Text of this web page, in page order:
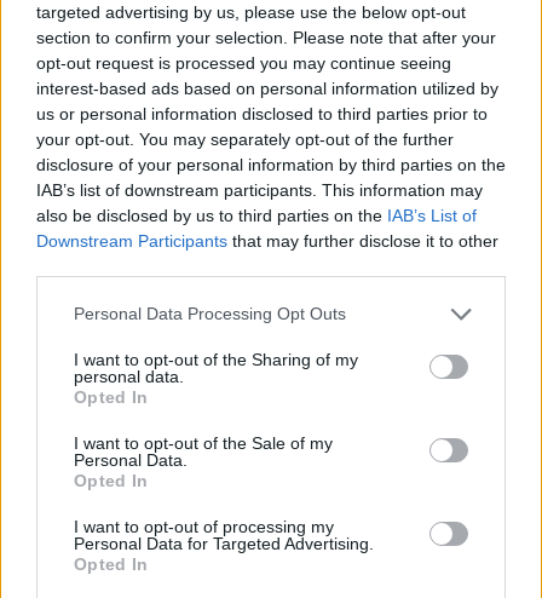
targeted advertising by us, please use the below opt-out
section to confirm your selection. Please note that after your
opt-out request is processed you may continue seeing
interest-based ads based on personal information utilized by
us or personal information disclosed to third parties prior to
your opt-out. You may separately opt-out of the further
disclosure of your personal information by third parties on the
IAB’s list of downstream participants. This information may
also be disclosed by us to third parties on the IAB’s List of
Downstream Participants that may further disclose it to other
Please note that this website/app uses one or more Google
not limited to your visit or usage behaviour. You may click to
grant or deny consent to Google and its third-party tags to
use your data for below specified purposes in below Google
consent section.
Personal Data Processing Opt Outs
I want to opt-out of the Sharing of my
personal data.
Opted In
I want to opt-out of the Sale of my
Personal Data.
Opted In
I want to opt-out of processing my
Personal Data for Targeted Advertising.
Opted In
Hargitai János (KDNP) országgyűlési képviselő több baranyai
intézményvezetővel és kutatóval közösen javasolja, hogy a 2026-
os esztendőt nyilvánítsa nemzeti emlékévvé, annak
megvalósítását pedig támogassa Magyarország kormánya -
közölte a honatya szombaton az MTI-vel.
Új kutatási eredmények a mohácsi csata idejéről